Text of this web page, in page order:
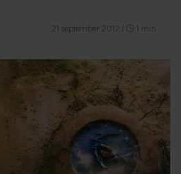
21 september 2012 1 min